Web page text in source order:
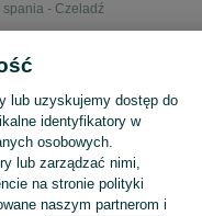
- Czeladź
Karuzele do łóżeczka, ochraniacze, śpiworki i inne akcesoria do spania dla niemowląt, nowe i używane. Zobacz ogłoszenia na OLX.pl. Zobacz
lub uzyskujemy dostęp do
identyfikatory w
osobowych.
lub zarządzać nimi,
na stronie polityki
naszym partnerom i